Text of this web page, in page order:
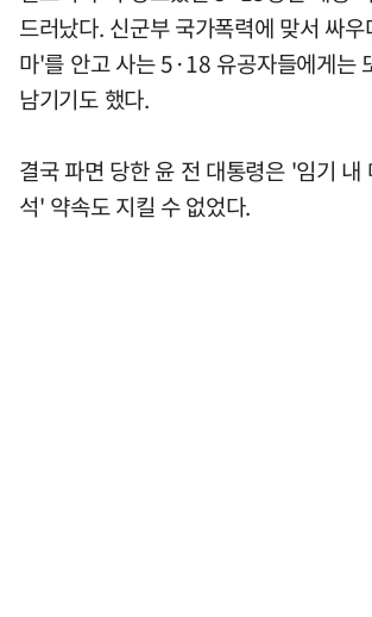
드러났다. 신군부 국가폭력에 맞서 싸
마'를 안고 사는 5·18 유공자들에게는
남기기도 했다.
결국 파면 당한 윤 전 대통령은 '임기 내
석' 약속도 지킬 수 없었다.